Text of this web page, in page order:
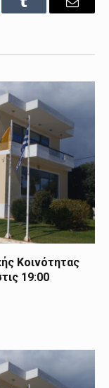
Tumblr Email
Κοινότητας
19:00